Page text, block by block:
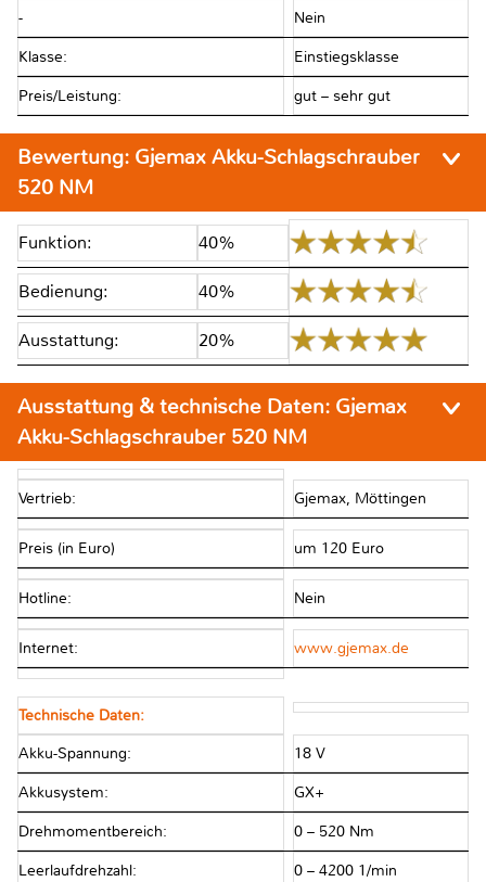
- Nein
Klasse: Einstiegsklasse
Preis/Leistung: gut – sehr gut
Bewertung: Gjemax Akku-Schlagschrauber
520 NM
Funktion: 40%
Bedienung: 40%
Ausstattung: 20%
Ausstattung & technische Daten: Gjemax
Akku-Schlagschrauber 520 NM
Vertrieb: Gjemax, Möttingen
Preis (in Euro) um 120 Euro
Hotline: Nein
Internet: www.gjemax.de
Technische Daten:
Akku-Spannung: 18 V
Akkusystem: GX+
Drehmomentbereich: 0 – 520 Nm
Leerlaufdrehzahl: 0 – 4200 1/min